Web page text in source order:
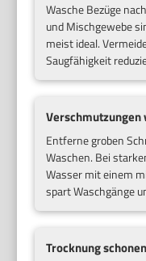
Wasche Bezüge
und Mischgewebe
meist ideal.
Saugfähigkeit
Verschmutzungen
Entferne groben
Waschen. Bei
Wasser mit einem
spart Waschgänge
Trocknung